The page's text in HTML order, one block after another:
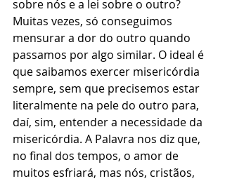
sobre nós e a lei sobre o outro?
Muitas vezes, só conseguimos
mensurar a dor do outro quando
passamos por algo similar. O ideal é
que saibamos exercer misericórdia
sempre, sem que precisemos estar
literalmente na pele do outro para,
daí, sim, entender a necessidade da
misericórdia. A Palavra nos diz que,
no final dos tempos, o amor de
muitos esfriará, mas nós, cristãos,